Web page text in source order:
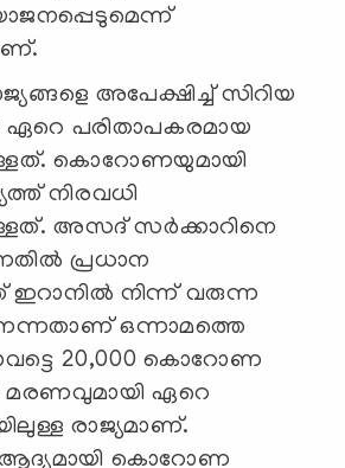
അപേക്ഷിച്ച് സിറിയ
ഏറെ പരിതാപകരമായ
കൊറോണയുമായി
നിരവധി
അസദ് സർക്കാറിനെ
പ്രധാന
ഇറാനിൽ നിന്ന് വരുന്ന
ഒന്നാമത്തെ
20,000 കൊറോണ
മരണവുമായി ഏറെ
രാജ്യമാണ്.
ആദ്യമായി കൊറോണ